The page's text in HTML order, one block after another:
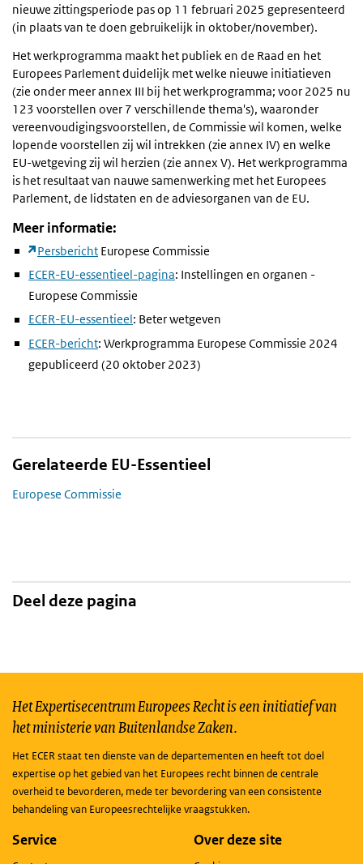
nieuwe zittingsperiode pas op 11 februari 2025 gepresenteerd
(in plaats van te doen gebruikelijk in oktober/november).
Het werkprogramma maakt het publiek en de Raad en het
Europees Parlement duidelijk met welke nieuwe initiatieven
(zie onder meer annex III bij het werkprogramma; voor 2025 nu
123 voorstellen over 7 verschillende thema's), waaronder
vereenvoudigingsvoorstellen, de Commissie wil komen, welke
lopende voorstellen zij wil intrekken (zie annex IV) en welke
EU-wetgeving zij wil herzien (zie annex V). Het werkprogramma
is het resultaat van nauwe samenwerking met het Europees
Parlement, de lidstaten en de adviesorganen van de EU.
Meer informatie:
Persbericht Europese Commissie
ECER-EU-essentieel-pagina: Instellingen en organen -
Europese Commissie
ECER-EU-essentieel: Beter wetgeven
ECER-bericht: Werkprogramma Europese Commissie 2024
gepubliceerd (20 oktober 2023)
Gerelateerde EU-Essentieel
Europese Commissie
Deel deze pagina
Het Expertisecentrum Europees Recht is een initiatief van
het ministerie van Buitenlandse Zaken.
Het ECER staat ten dienste van de departementen en heeft tot doel
expertise op het gebied van het Europees recht binnen de centrale
overheid te bevorderen, mede ter bevordering van een consistente
behandeling van Europeesrechtelijke vraagstukken.
Service Over deze site